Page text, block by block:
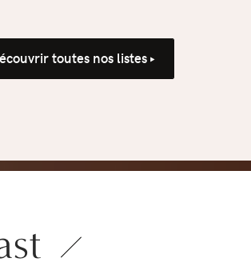
sans
pression
toutes nos listes